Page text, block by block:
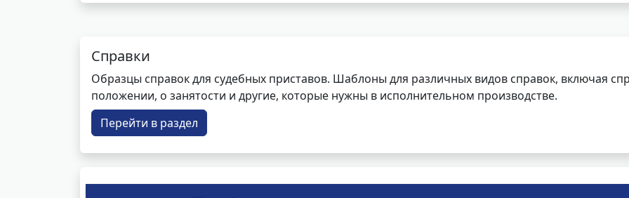
Справки
Образцы справок для судебных приставов. Шаблоны для различных видов справок, включая
положении, о занятости и другие, которые нужны в исполнительном производстве.
Перейти в раздел